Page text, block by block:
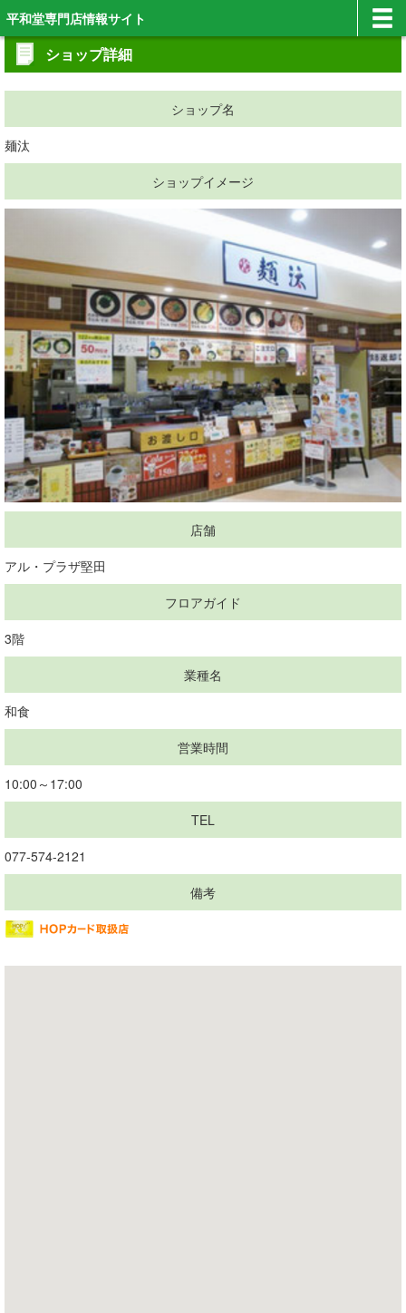
平和堂専門店情報サイト
ショップ詳細
ショップ名
麺汰
ショップイメージ
店舗
アル・プラザ堅田
フロアガイド
3階
業種名
和食
営業時間
10:00～17:00
TEL
077-574-2121
備考